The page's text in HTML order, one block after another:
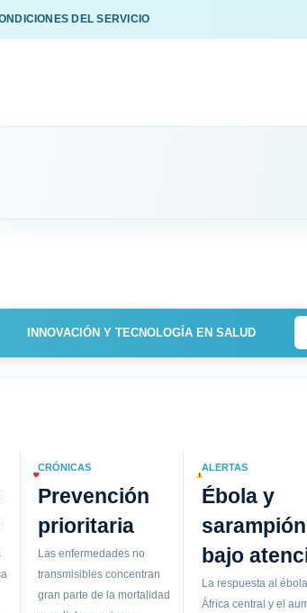
DEL SERVICIO
INNOVACIÓN Y TECNOLOGÍA EN SALUD
CRÓNICAS
Prevención
prioritaria
Las enfermedades no
transmisibles concentran
gran parte de la mortalidad
ALERTAS
Ébola y
sarampión
bajo
La respuesta al
África central y el